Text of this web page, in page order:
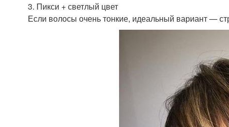
3. Пикси + светлый цвет
Если волосы очень тонкие, идеальный вариант —